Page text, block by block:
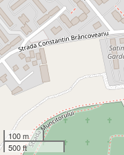
100 m
500 ft